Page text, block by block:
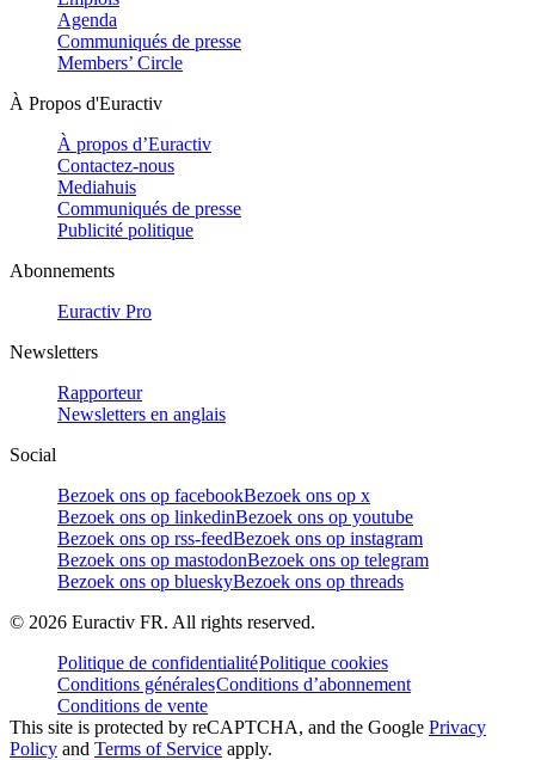
Agenda
Communiqués de presse
Members’ Circle
À Propos d'Euractiv
À propos d’Euractiv
Contactez-nous
Mediahuis
Communiqués de presse
Publicité politique
Abonnements
Euractiv Pro
Newsletters
Rapporteur
Newsletters en anglais
Social
Bezoek ons op facebookBezoek ons op x
Bezoek ons op linkedinBezoek ons op youtube
Bezoek ons op rss-feedBezoek ons op instagram
Bezoek ons op mastodonBezoek ons op telegram
Bezoek ons op blueskyBezoek ons op threads
© 2026 Euractiv FR. All rights reserved.
Politique de confidentialitéPolitique cookies
Conditions généralesConditions d’abonnement
Conditions de vente
This site is protected by reCAPTCHA, and the Google Privacy
Policy and Terms of Service apply.